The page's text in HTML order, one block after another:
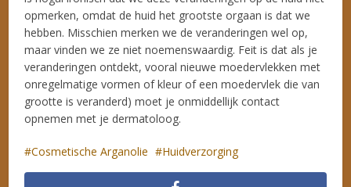
opmerken, omdat de huid het grootste orgaan is dat we
hebben. Misschien merken we de veranderingen wel op,
maar vinden we ze niet noemenswaardig. Feit is dat als je
veranderingen ontdekt, vooral nieuwe moedervlekken met
onregelmatige vormen of kleur of een moedervlek die van
grootte is veranderd) moet je onmiddellijk contact
opnemen met je dermatoloog.
Cosmetische Arganolie Huidverzorging